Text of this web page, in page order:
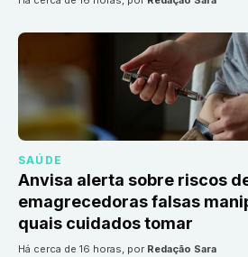
SAÚDE
Anvisa alerta sobre riscos
emagrecedoras falsas
quais cuidados tomar
há cerca de 16 horas, por Redação Sara